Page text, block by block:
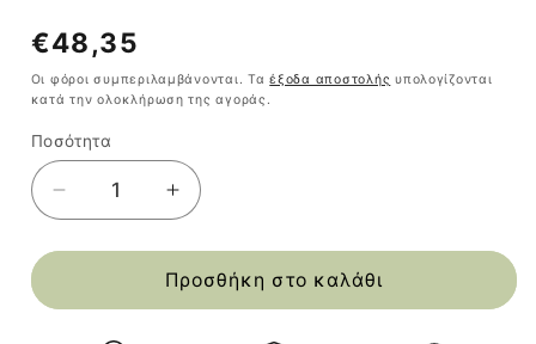
Κανονική
τιμή
€48,35
Οι φόροι συμπεριλαμβάνονται. Ταέξοδα αποστολής υπολογίζονται
κατά την ολοκλήρωση της αγοράς.
Ποσότητα
Ποσότητα
Μείωση
ποσότητας
για
Κρεμάστρα
Δαπέδου
Αύξηση
ποσότητας
για
Κρεμάστρα
Δαπέδου
Προσθήκη στο καλάθι